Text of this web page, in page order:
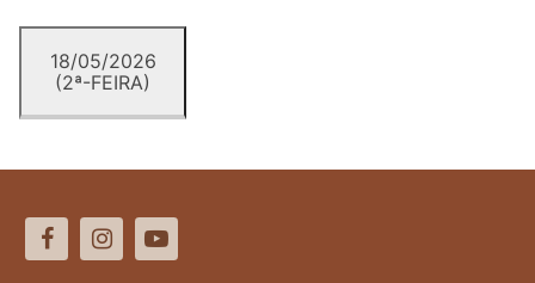
18/05/2026
(2ª-FEIRA)